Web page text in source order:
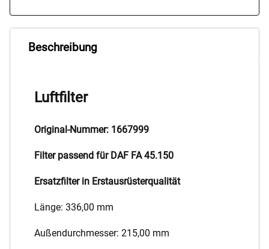
Beschreibung
Luftfilter
Original-Nummer: 1667999
Filter passend für DAF FA 45.150
Ersatzfilter in Erstausrüsterqualität
Länge: 336,00 mm
Außendurchmesser: 215,00 mm